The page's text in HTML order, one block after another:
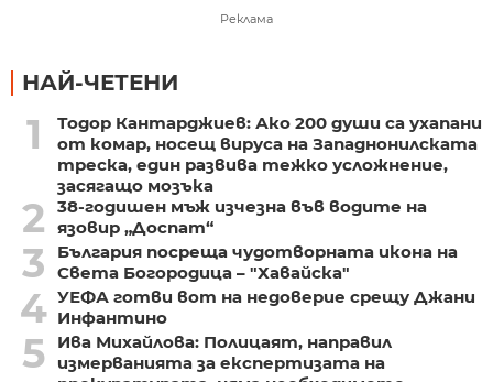
Реклама
НАЙ-ЧЕТЕНИ
1
Тодор Кантарджиев: Ако 200 души са ухапани
от комар, носещ вируса на Западнонилската
треска, един развива тежко усложнение,
засягащо мозъка
2
38-годишен мъж изчезна във водите на
язовир „Доспат“
3
България посреща чудотворната икона на
Света Богородица – "Хавайска"
4 УЕФА готви вот на недоверие срещу Джани
Инфантино
5
Ива Михайлова: Полицаят, направил
измерванията за експертизата на